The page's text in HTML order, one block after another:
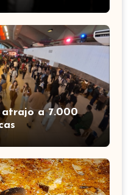
atrajo a 7.000